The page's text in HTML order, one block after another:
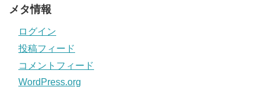
メタ情報
ログイン
投稿フィード
コメントフィード
WordPress.org